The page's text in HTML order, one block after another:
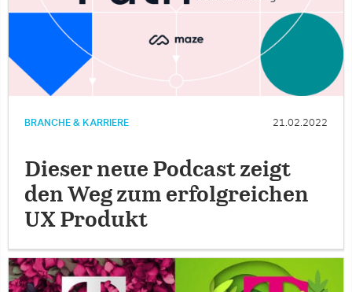
BRANCHE & KARRIERE 21.02.2022
Dieser neue Podcast zeigt
den Weg zum erfolgreichen
UX Produkt